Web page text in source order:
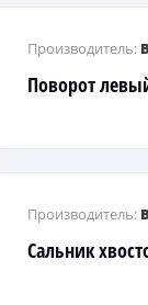
Поворот
Производитель:
Сальник
Производитель: